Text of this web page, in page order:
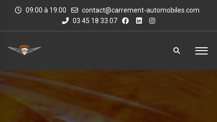
09:00 à 19:00
contact@carrement-automobiles.com
03 45 18 33 07